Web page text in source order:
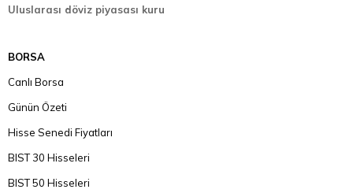
Uluslarası döviz piyasası kuru
BORSA
Canlı Borsa
Günün Özeti
Hisse Senedi Fiyatları
BIST 30 Hisseleri
BIST 50 Hisseleri